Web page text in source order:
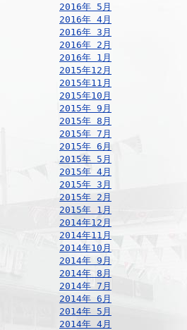
2016年 5月
2016年 4月
2016年 3月
2016年 2月
2016年 1月
2015年12月
2015年11月
2015年10月
2015年 9月
2015年 8月
2015年 7月
2015年 6月
2015年 5月
2015年 4月
2015年 3月
2015年 2月
2015年 1月
2014年12月
2014年11月
2014年10月
2014年 9月
2014年 8月
2014年 7月
2014年 6月
2014年 5月
2014年 4月